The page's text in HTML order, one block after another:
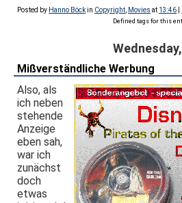
Posted by Hanno Böckin Copyright Movies at 13:46
Defined tags for this
Mißverständliche Werbung
Also, als
ich neben
stehende
Anzeige
eben sah,
war ich
zunächst
doch
etwas